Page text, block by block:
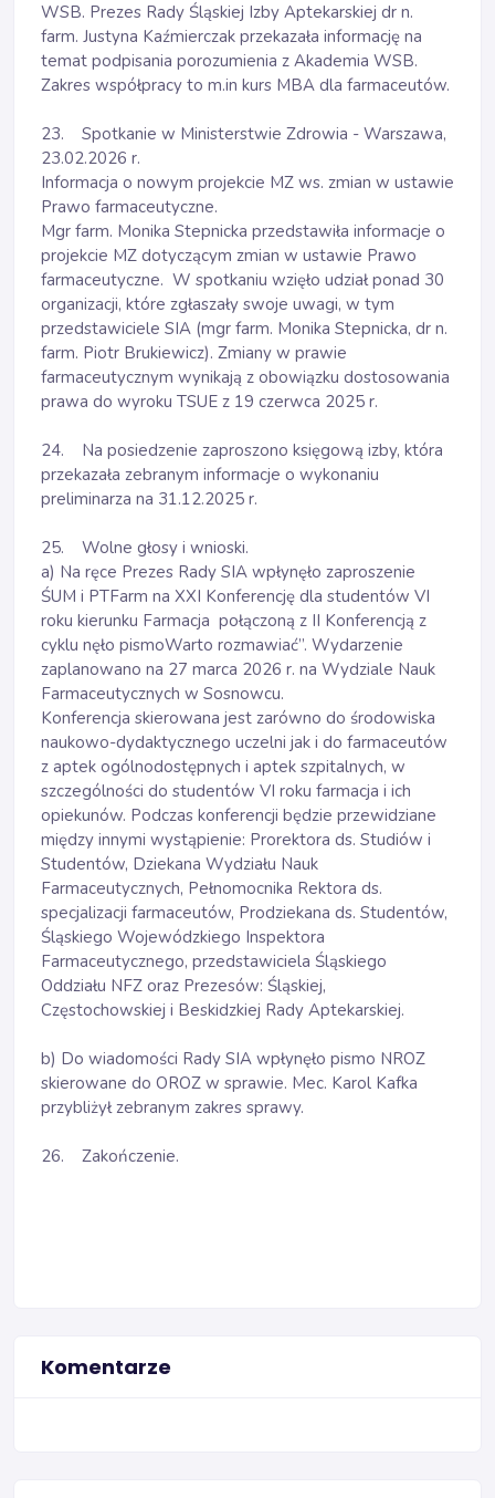
WSB. Prezes Rady Śląskiej Izby Aptekarskiej dr n.
farm. Justyna Kaźmierczak przekazała informację na
temat podpisania porozumienia z Akademia WSB.
Zakres współpracy to m.in kurs MBA dla farmaceutów.
23. Spotkanie w Ministerstwie Zdrowia - Warszawa,
23.02.2026 r.
Informacja o nowym projekcie MZ ws. zmian w ustawie
Prawo farmaceutyczne.
Mgr farm. Monika Stepnicka przedstawiła informacje o
projekcie MZ dotyczącym zmian w ustawie Prawo
farmaceutyczne. W spotkaniu wzięło udział ponad 30
organizacji, które zgłaszały swoje uwagi, w tym
przedstawiciele SIA (mgr farm. Monika Stepnicka, dr n.
farm. Piotr Brukiewicz). Zmiany w prawie
farmaceutycznym wynikają z obowiązku dostosowania
prawa do wyroku TSUE z 19 czerwca 2025 r.
24. Na posiedzenie zaproszono księgową izby, która
przekazała zebranym informacje o wykonaniu
preliminarza na 31.12.2025 r.
25. Wolne głosy i wnioski.
a) Na ręce Prezes Rady SIA wpłynęło zaproszenie
ŚUM i PTFarm na XXI Konferencję dla studentów VI
roku kierunku Farmacja połączoną z II Konferencją z
cyklu nęło pismoWarto rozmawiać”. Wydarzenie
zaplanowano na 27 marca 2026 r. na Wydziale Nauk
Farmaceutycznych w Sosnowcu.
Konferencja skierowana jest zarówno do środowiska
naukowo-dydaktycznego uczelni jak i do farmaceutów
z aptek ogólnodostępnych i aptek szpitalnych, w
szczególności do studentów VI roku farmacja i ich
opiekunów. Podczas konferencji będzie przewidziane
między innymi wystąpienie: Prorektora ds. Studiów i
Studentów, Dziekana Wydziału Nauk
Farmaceutycznych, Pełnomocnika Rektora ds.
specjalizacji farmaceutów, Prodziekana ds. Studentów,
Śląskiego Wojewódzkiego Inspektora
Farmaceutycznego, przedstawiciela Śląskiego
Oddziału NFZ oraz Prezesów: Śląskiej,
Częstochowskiej i Beskidzkiej Rady Aptekarskiej.
b) Do wiadomości Rady SIA wpłynęło pismo NROZ
skierowane do OROZ w sprawie. Mec. Karol Kafka
przybliżył zebranym zakres sprawy.
26. Zakończenie.
Komentarze